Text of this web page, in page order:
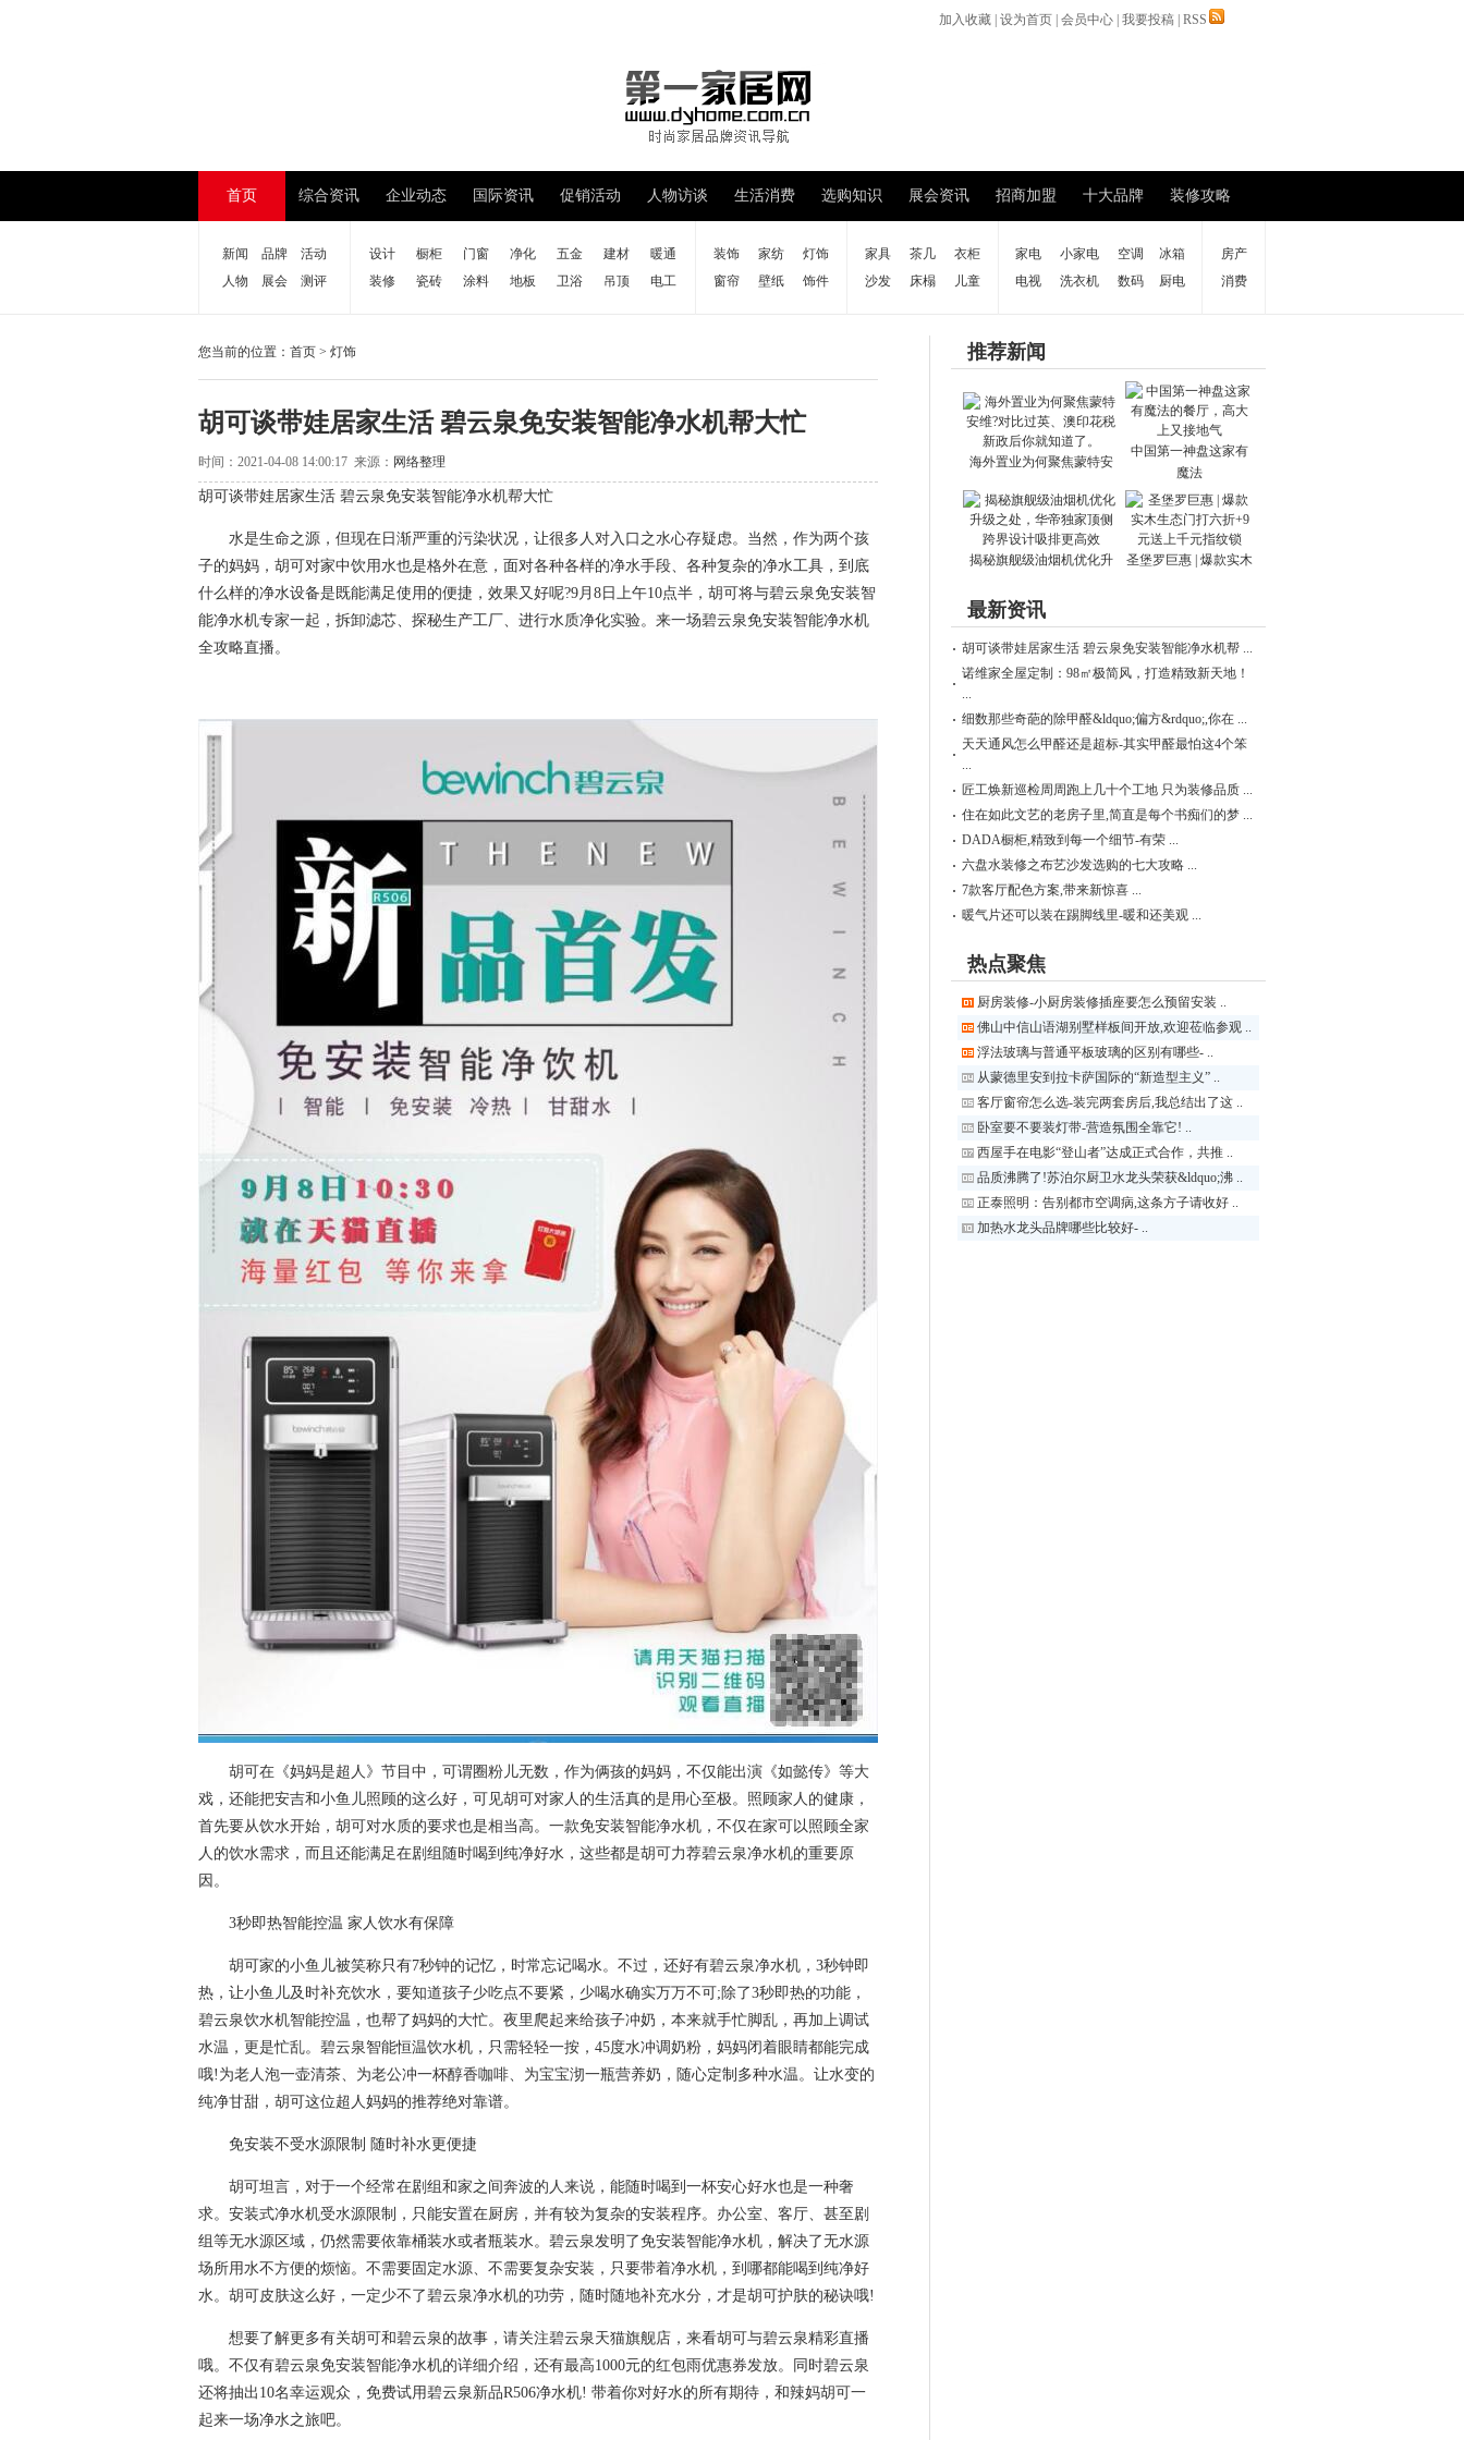
加入收藏 设为首页 会员中心 我要投稿 RSS
首页 综合资讯 企业动态 国际资讯 促销活动 人物访谈 生活消费 选购知识 展会资讯 招商加盟 十大品牌 装修攻略
新闻 品牌
活动
人物
展会 测评
设计 橱柜 门窗 净化 五金 建材
暖通
装修
瓷砖 涂料 地板 卫浴 吊顶 电工
装饰 家纺
灯饰
窗帘
壁纸 饰件
家具 茶几
衣柜
沙发
床榻 儿童
家电 小家电 空调
冰箱
电视
洗衣机 数码 厨电
房产
消费
您当前的位置： 首页 > 灯饰
胡可谈带娃居家生活 碧云泉免安装智能净水机帮大忙
时间：2021-04-08 14:00:17 来源： 网络整理
胡可谈带娃居家生活 碧云泉免安装智能净水机帮大忙
水是生命之源，但现在日渐严重的污染状况，让很多人对入口之水心存疑虑。当然，作为两个孩
子的妈妈，胡可对家中饮用水也是格外在意，面对各种各样的净水手段、各种复杂的净水工具，到底
什么样的净水设备是既能满足使用的便捷，效果又好呢?9月8日上午10点半，胡可将与碧云泉免安装智
能净水机专家一起，拆卸滤芯、探秘生产工厂、进行水质净化实验。来一场碧云泉免安装智能净水机
全攻略直播。
胡可在《妈妈是超人》节目中，可谓圈粉儿无数，作为俩孩的妈妈，不仅能出演《如懿传》等大
戏，还能把安吉和小鱼儿照顾的这么好，可见胡可对家人的生活真的是用心至极。照顾家人的健康，
首先要从饮水开始，胡可对水质的要求也是相当高。一款免安装智能净水机，不仅在家可以照顾全家
人的饮水需求，而且还能满足在剧组随时喝到纯净好水，这些都是胡可力荐碧云泉净水机的重要原
因。
3秒即热智能控温 家人饮水有保障
胡可家的小鱼儿被笑称只有7秒钟的记忆，时常忘记喝水。不过，还好有碧云泉净水机，3秒钟即
热，让小鱼儿及时补充饮水，要知道孩子少吃点不要紧，少喝水确实万万不可;除了3秒即热的功能，
碧云泉饮水机智能控温，也帮了妈妈的大忙。夜里爬起来给孩子冲奶，本来就手忙脚乱，再加上调试
水温，更是忙乱。碧云泉智能恒温饮水机，只需轻轻一按，45度水冲调奶粉，妈妈闭着眼睛都能完成
哦!为老人泡一壶清茶、为老公冲一杯醇香咖啡、为宝宝沏一瓶营养奶，随心定制多种水温。让水变的
纯净甘甜，胡可这位超人妈妈的推荐绝对靠谱。
免安装不受水源限制 随时补水更便捷
胡可坦言，对于一个经常在剧组和家之间奔波的人来说，能随时喝到一杯安心好水也是一种奢
求。安装式净水机受水源限制，只能安置在厨房，并有较为复杂的安装程序。办公室、客厅、甚至剧
组等无水源区域，仍然需要依靠桶装水或者瓶装水。碧云泉发明了免安装智能净水机，解决了无水源
场所用水不方便的烦恼。不需要固定水源、不需要复杂安装，只要带着净水机，到哪都能喝到纯净好
水。胡可皮肤这么好，一定少不了碧云泉净水机的功劳，随时随地补充水分，才是胡可护肤的秘诀哦!
想要了解更多有关胡可和碧云泉的故事，请关注碧云泉天猫旗舰店，来看胡可与碧云泉精彩直播
哦。不仅有碧云泉免安装智能净水机的详细介绍，还有最高1000元的红包雨优惠券发放。同时碧云泉
还将抽出10名幸运观众，免费试用碧云泉新品R506净水机! 带着你对好水的所有期待，和辣妈胡可一
起来一场净水之旅吧。
推荐新闻
海外置业为何聚焦蒙特安
中国第一神盘这家有
魔法
揭秘旗舰级油烟机优化升 圣堡罗巨惠 | 爆款实木
最新资讯
胡可谈带娃居家生活 碧云泉免安装智能净水机帮 ...
诺维家全屋定制：98㎡极简风，打造精致新天地！
...
细数那些奇葩的除甲醛&ldquo;偏方&rdquo;,你在 ...
天天通风怎么甲醛还是超标-其实甲醛最怕这4个笨
...
匠工焕新巡检周周跑上几十个工地 只为装修品质 ...
住在如此文艺的老房子里,简直是每个书痴们的梦 ...
DADA橱柜,精致到每一个细节-有荣 ...
六盘水装修之布艺沙发选购的七大攻略 ...
7款客厅配色方案,带来新惊喜 ...
暖气片还可以装在踢脚线里-暖和还美观 ...
热点聚焦
厨房装修-小厨房装修插座要怎么预留安装 ..
佛山中信山语湖别墅样板间开放,欢迎莅临参观 ..
浮法玻璃与普通平板玻璃的区别有哪些- ..
从蒙德里安到拉卡萨国际的“新造型主义” ..
客厅窗帘怎么选-装完两套房后,我总结出了这 ..
卧室要不要装灯带-营造氛围全靠它! ..
西屋手在电影“登山者”达成正式合作，共推 ..
品质沸腾了!苏泊尔厨卫水龙头荣获&ldquo;沸 ..
正泰照明：告别都市空调病,这条方子请收好 ..
加热水龙头品牌哪些比较好- ..